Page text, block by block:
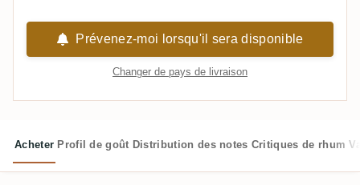
Prévenez-moi lorsqu'il sera disponible
Changer de pays de livraison
Acheter Profil de goût Distribution des notes Critiques de rhum